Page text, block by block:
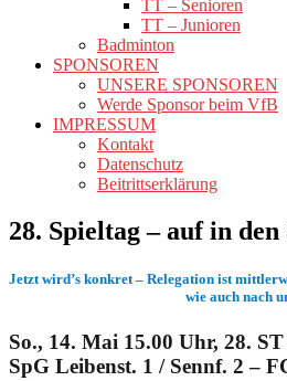
TT – Senioren
TT – Junioren
Badminton
SPONSOREN
UNSERE SPONSOREN
Werde Sponsor beim VfB
IMPRESSUM
Kontakt
Datenschutz
Beitrittserklärung
28. Spieltag – auf in den
Jetzt wird’s konkret – Relegation ist
wie auch nach
So., 14. Mai 15.00 Uhr, 28.
SpG Leibenst. 1 / Sennf. 2 –